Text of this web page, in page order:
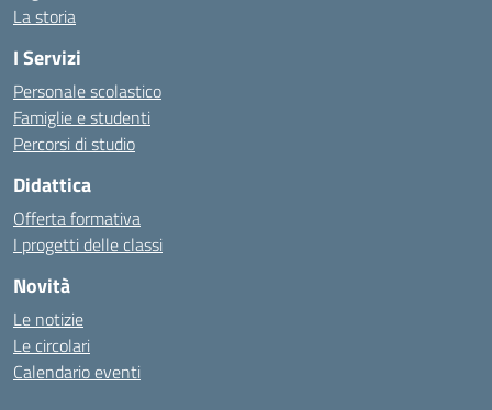
La storia
I Servizi
Personale scolastico
Famiglie e studenti
Percorsi di studio
Didattica
Offerta formativa
I progetti delle classi
Novità
Le notizie
Le circolari
Calendario eventi